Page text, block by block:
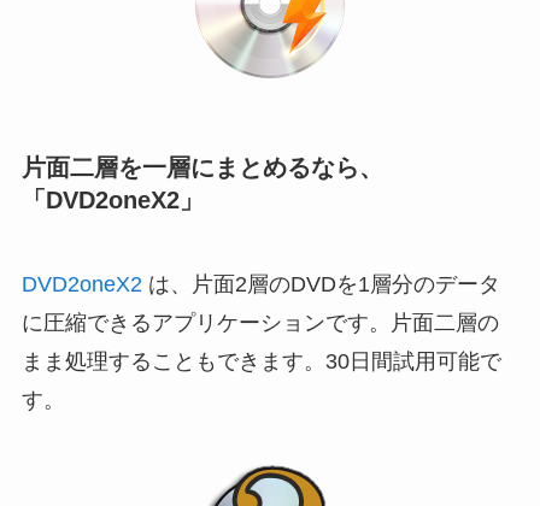
片面二層を一層にまとめるなら、
「DVD2oneX2」
DVD2oneX2 は、片面2層のDVDを1層分のデータ
に圧縮できるアプリケーションです。片面二層の
まま処理することもできます。30日間試用可能で
す。